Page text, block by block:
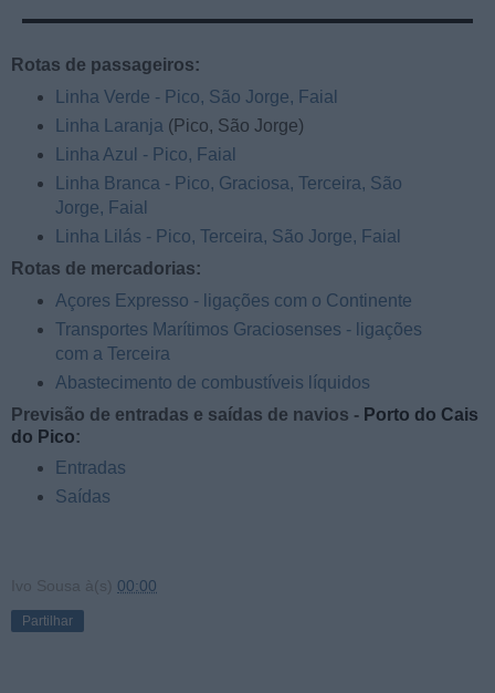
Rotas de passageiros:
Linha Verde - Pico, São Jorge, Faial
Linha Laranja (Pico, São Jorge)
Linha Azul - Pico, Faial
Linha Branca - Pico, Graciosa, Terceira, São
Jorge, Faial
Linha Lilás - Pico, Terceira, São Jorge, Faial
Rotas de mercadorias:
Açores Expresso - ligações com o Continente
Transportes Marítimos Graciosenses - ligações
com a Terceira
Abastecimento de combustíveis líquidos
Previsão de entradas e saídas de navios - Porto do Cais
do Pico:
Entradas
Saídas
Ivo Sousa à(s) 00:00
Partilhar